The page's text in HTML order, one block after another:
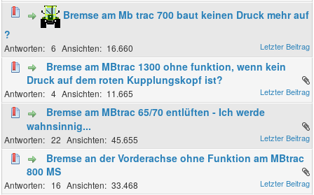
Bremse am Mb trac 700 baut keinen Druck mehr auf
?
6 16.660
Bremse am MBtrac 1300 ohne funktion, wenn kein
Druck auf dem roten Kupplungskopf ist?
4 11.665
Bremse am MBtrac 65/70 entlüften - Ich werde
wahnsinnig...
22 45.655
Bremse an der Vorderachse ohne Funktion am MBtrac
800 MS
16 33.468